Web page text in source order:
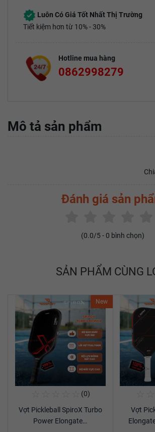
Luôn Có Giá Tốt Nhất Thị Trường
Tiết kiệm hơn từ 10% - 30%
Hotline mua hàng
0862998279
Mô tả sản phẩm
Đánh giá sản
(0.0/5 - 0 bình chọn)
SẢN PHẨM CÙNG
New
Xem chi tiết
(0)
Vợt Pickleball SpiroX Turbo
Power Elongate…
Vợt